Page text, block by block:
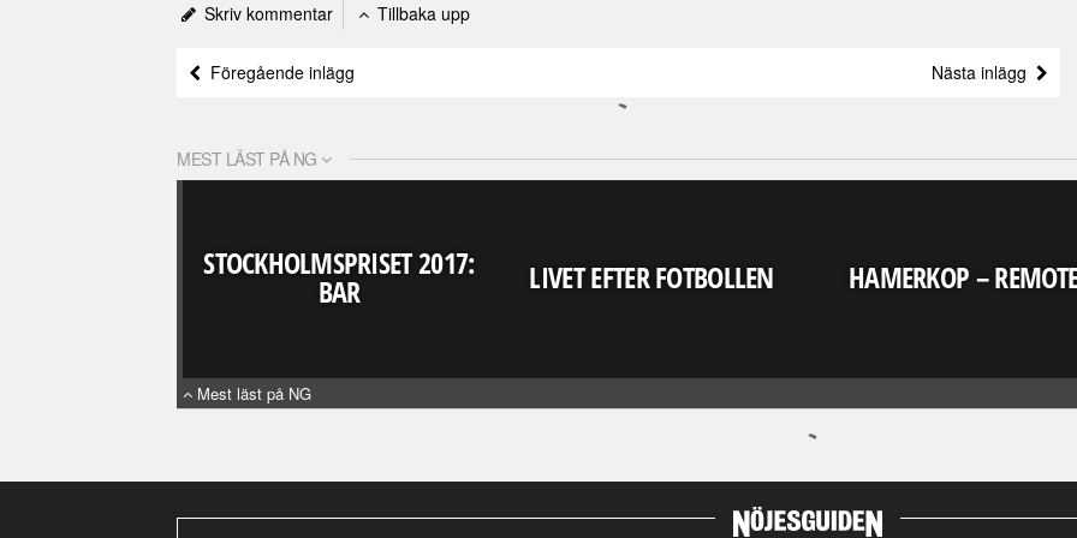
Skriv kommentar Tillbaka upp
Föregående inlägg Nästa inlägg
MEST LÄST PÅ NG
STOCKHOLMSPRISET 2017:
BAR LIVET EFTER FOTBOLLEN HAMERKOP –
Mest läst på NG